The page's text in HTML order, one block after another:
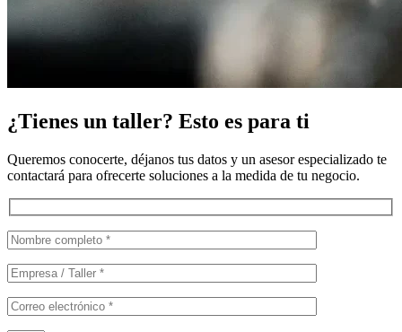
¿Tienes un taller? Esto es para ti
Queremos conocerte, déjanos tus datos y un asesor especializado te
contactará para ofrecerte soluciones a la medida de tu negocio.